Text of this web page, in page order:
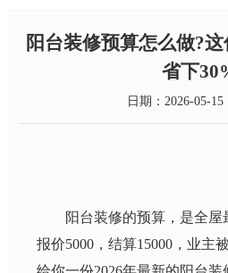
阳台装修预算怎么做?
省下
日期：2026-05-15
阳台装修的预算，是全屋
报价5000，结算15000，业主